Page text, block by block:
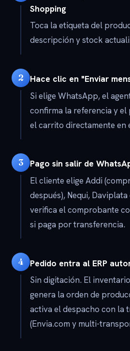
Shopping
Toca la etiqueta del
descripción y stock
2 Hace clic en "Enviar
Si elige WhatsApp, el
confirma la referencia y
el carrito directamente en
3 Pago sin salir de
El cliente elige Addi
después), Nequi,
verifica el comprobante
si paga por transferencia.
4 Pedido entra al ERP
Sin digitación. El
genera la orden de
activa el despacho con la
(Envia.com y multi-